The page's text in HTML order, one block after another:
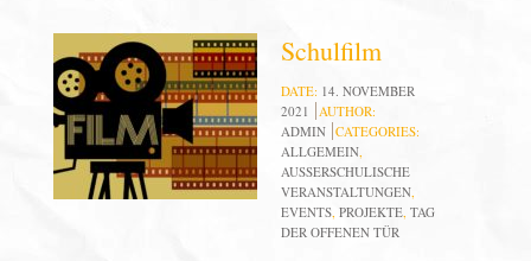
Schulfilm
DATE: 14. NOVEMBER
2021
AUTHOR:
ADMIN CATEGORIES:
ALLGEMEIN,
AUSSERSCHULISCHE V
ERANSTALTUNGEN ,
EVENTS, PROJEKTE, TAG
DER OFFENEN TÜR